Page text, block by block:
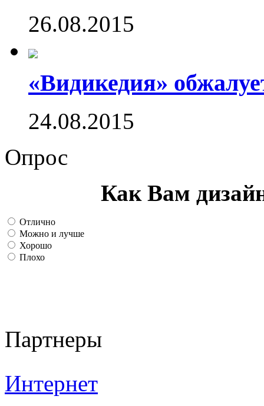
26.08.2015
«Видикедия»
24.08.2015
Опрос
Как Вам
Отлично
Можно и лучше
Хорошо
Плохо
Партнеры
Интернет